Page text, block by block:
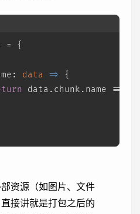
= {
: data =>
{
data. chunk . name ===
资源（如图片、文件
接讲就是打包之后的